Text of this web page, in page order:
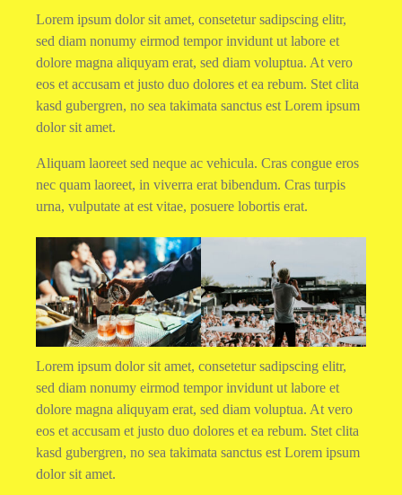
Lorem ipsum dolor sit amet, consetetur sadipscing elitr,
sed diam nonumy eirmod tempor invidunt ut labore et
dolore magna aliquyam erat, sed diam voluptua. At vero
eos et accusam et justo duo dolores et ea rebum. Stet clita
kasd gubergren, no sea takimata sanctus est Lorem ipsum
dolor sit amet.
Aliquam laoreet sed neque ac vehicula. Cras congue eros
nec quam laoreet, in viverra erat bibendum. Cras turpis
urna, vulputate at est vitae, posuere lobortis erat.
Lorem ipsum dolor sit amet, consetetur sadipscing elitr,
sed diam nonumy eirmod tempor invidunt ut labore et
dolore magna aliquyam erat, sed diam voluptua. At vero
eos et accusam et justo duo dolores et ea rebum. Stet clita
kasd gubergren, no sea takimata sanctus est Lorem ipsum
dolor sit amet.